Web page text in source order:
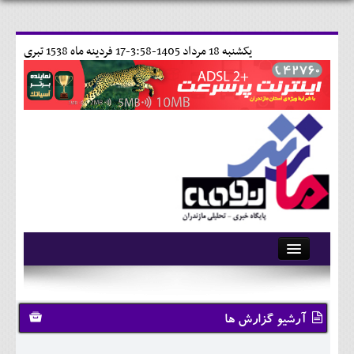
17 فردينه ماه 1538 تبری يکشنبه 18 مرداد 1405-3:58-
آرشیو
تماس با ما
وبلاگ
آرشیو گزارش ها